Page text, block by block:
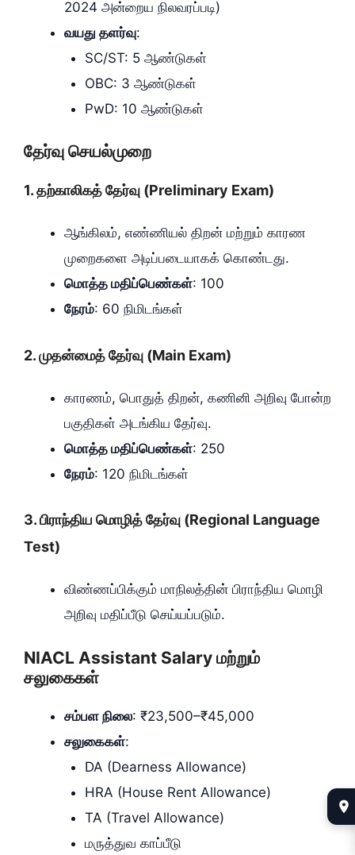
2024 அன்றைய நிலவரப்படி)
வயது தளர்வு:
SC/ST: 5 ஆண்டுகள்
OBC: 3 ஆண்டுகள்
PwD: 10 ஆண்டுகள்
தேர்வு செயல்முறை
1. தற்காலிகத் தேர்வு (Preliminary Exam)
ஆங்கிலம், எண்ணியல் திறன் மற்றும் காரண
முறைகளை அடிப்படையாகக் கொண்டது.
மொத்த மதிப்பெண்கள்: 100
நேரம்: 60 நிமிடங்கள்
2. முதன்மைத் தேர்வு (Main Exam)
காரணம், பொதுத் திறன், கணினி அறிவு போன்ற
பகுதிகள் அடங்கிய தேர்வு.
மொத்த மதிப்பெண்கள்: 250
நேரம்: 120 நிமிடங்கள்
3. பிராந்திய மொழித் தேர்வு (Regional Language
Test)
விண்ணப்பிக்கும் மாநிலத்தின் பிராந்திய மொழி
அறிவு மதிப்பீடு செய்யப்படும்.
NIACL Assistant Salary மற்றும்
சலுகைகள்
சம்பள நிலை: ₹23,500–₹45,000
சலுகைகள்:
DA (Dearness Allowance)
HRA (House Rent Allowance)
TA (Travel Allowance)
மருத்துவ காப்பீடு